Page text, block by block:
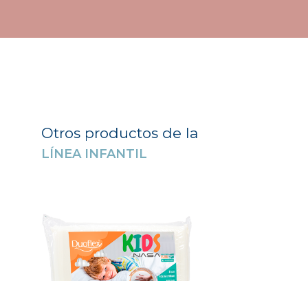
Otros productos de la
LÍNEA INFANTIL